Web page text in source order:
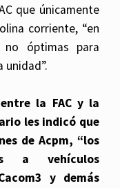
que únicamente
corriente, “en
óptimas para
la FAC y la
les indicó que
de Acpm, “los
a vehículos
y demás